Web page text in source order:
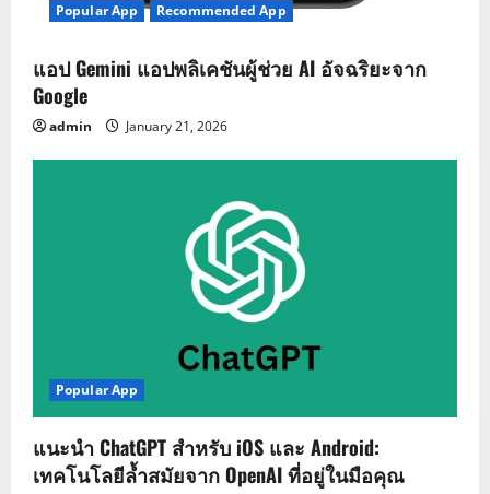
Popular App Recommended App
แอป Gemini แอปพลิเคชันผู้ช่วย AI อัจฉริยะจาก
Google
admin January 21, 2026
Popular App
แนะนำ ChatGPT สำหรับ iOS และ Android:
เทคโนโลยีล้ำสมัยจาก OpenAI ที่อยู่ในมือคุณ